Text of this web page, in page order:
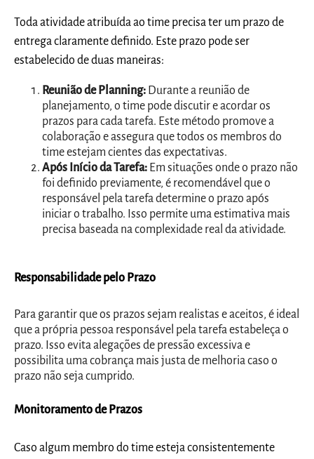
Toda atividade atribuída ao time precisa ter um prazo de
entrega claramente definido. Este prazo pode ser
estabelecido de duas maneiras:
Reunião de Planning: Durante a reunião de
planejamento, o time pode discutir e acordar os
prazos para cada tarefa. Este método promove a
colaboração e assegura que todos os membros do
time estejam cientes das expectativas.
Após Início da Tarefa: Em situações onde o prazo não
foi definido previamente, é recomendável que o
responsável pela tarefa determine o prazo após
iniciar o trabalho. Isso permite uma estimativa mais
precisa baseada na complexidade real da atividade.
Responsabilidade pelo Prazo
Para garantir que os prazos sejam realistas e aceitos, é ideal
que a própria pessoa responsável pela tarefa estabeleça o
prazo. Isso evita alegações de pressão excessiva e
possibilita uma cobrança mais justa de melhoria caso o
prazo não seja cumprido.
Monitoramento de Prazos
Caso algum membro do time esteja consistentemente